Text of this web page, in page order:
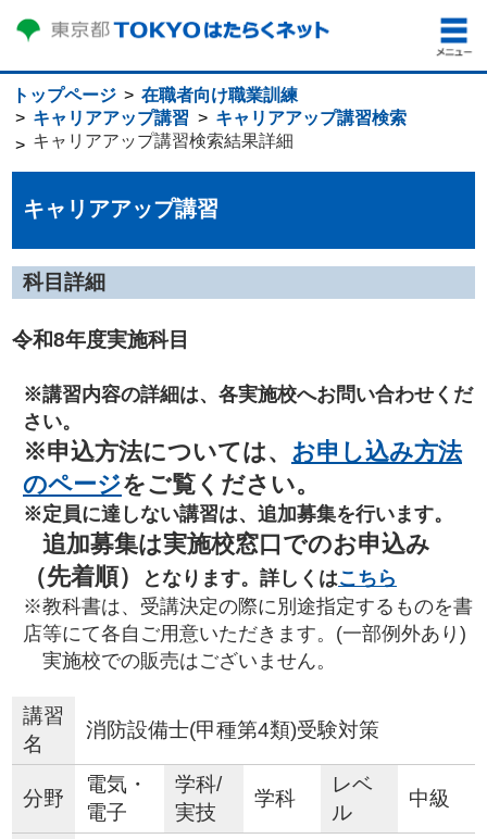
トップページ
在職者向け職業訓練
キャリアアップ講習
キャリアアップ講習検索
キャリアアップ講習検索結果詳細
キャリアアップ講習
科目詳細
令和8年度実施科目
※講習内容の詳細は、各実施校へお問い合わせくだ
さい。
※申込方法については、 お申し込み方法
のページをご覧ください。
※定員に達しない講習は、追加募集を行います。
追加募集は実施校窓口でのお申込み
（先着順）
となります。詳しくはこちら
※教科書は、受講決定の際に別途指定するものを書
店等にて各自ご用意いただきます。(一部例外あり)
実施校での販売はございません。
講習
名
消防設備士(甲種第4類)受験対策
分野
電気・
電子
学科/
実技
学科
レベ
ル
中級